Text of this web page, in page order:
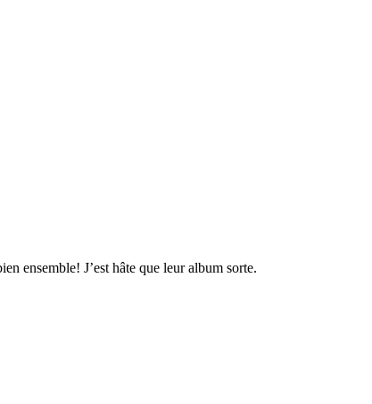
ensemble! J’est hâte que leur album sorte.